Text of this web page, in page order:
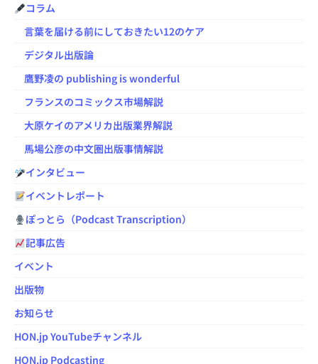
コラム
言葉を届ける前にしておきたい12のケア
デジタル出版論
鷹野凌の publishing is wonderful
フランスのコミックス市場解説
大原ケイのアメリカ出版業界解説
馬場公彦の中文圏出版事情解説
インタビュー
イベントレポート
ぽっとら（Podcast Transcription）
記事広告
イベント
出版物
お知らせ
HON.jp YouTubeチャンネル
HON.jp Podcasting